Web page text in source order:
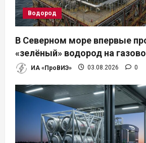
а
п
и
с
я
м
Водород
В Северном море впервые
«зелёный» водород на
ИА «ПроВИЭ» 03.08.2026 0